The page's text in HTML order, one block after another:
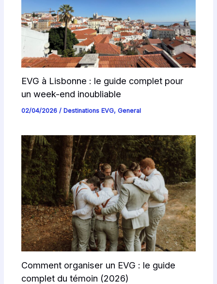
EVG à Lisbonne : le guide complet pour
un week-end inoubliable
02/04/2026/ Destinations EVG,General
Comment organiser un EVG : le guide
complet du témoin (2026)